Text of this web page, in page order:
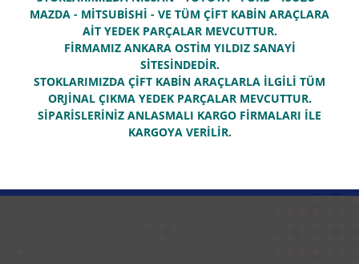
MAZDA - MİTSUBİSHİ - VE TÜM ÇİFT KABİN ARAÇLARA
AİT YEDEK PARÇALAR MEVCUTTUR.
FİRMAMIZ ANKARA OSTİM YILDIZ SANAYİ
SİTESİNDEDİR.
STOKLARIMIZDA ÇİFT KABİN ARAÇLARLA İLGİLİ TÜM
ORJİNAL ÇIKMA YEDEK PARÇALAR MEVCUTTUR.
SİPARİSLERİNİZ ANLASMALI KARGO FİRMALARI İLE
KARGOYA VERİLİR.